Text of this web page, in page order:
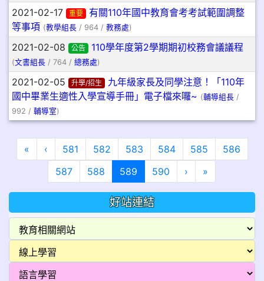
2021-02-17 重要
有關110年國中教育會考考試範圍調整
等事項 (教學組長 / 964 / 教務處)
2021-02-08 公告 110學年度第2學期期初校務會議議程
(文書組長 / 764 / 總務處)
2021-02-05 升學/招生
九年級家長及同學注意！「110年
國中畢業生適性入學宣導手冊」電子檔來囉~ (輔導組長 /
992 / 輔導室)
« 第一頁
‹上一頁
581 582 583 584 585
586
587
588 589 (目前頁次)
590 › 下一頁
»
好站連結